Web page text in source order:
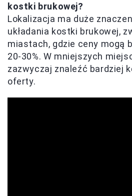
kostki brukowej?
Lokalizacja ma duże
układania kostki brukowej,
miastach, gdzie ceny mogą
20-30%. W mniejszych
zazwyczaj znaleźć bardziej
oferty.